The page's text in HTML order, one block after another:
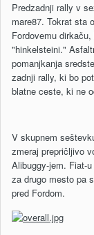
Predzadnji rally v
mare87. Tokrat sta
Fordovemu
"hinkelsteini."
pomanjkanja
zadnji rally, ki bo
blatne ceste, ki ne
V skupnem
zmeraj prepričljivo
Alibuggy-jem. Fiat-
za drugo mesto pa
pred Fordom.